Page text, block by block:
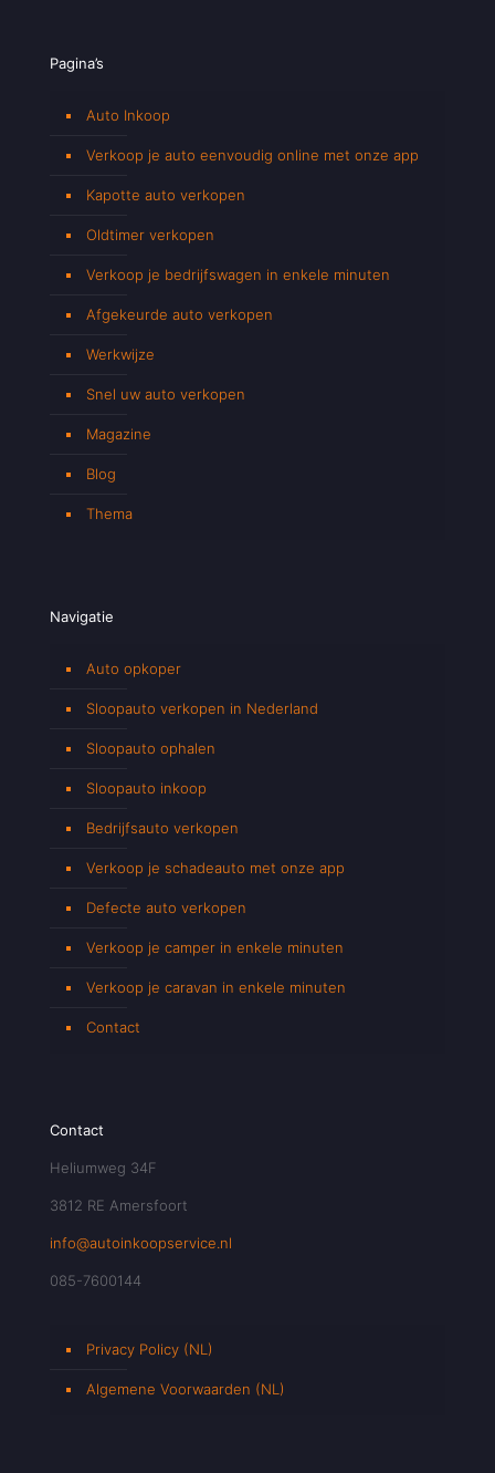
Pagina’s
Auto Inkoop
Verkoop je auto eenvoudig online met onze app
Kapotte auto verkopen
Oldtimer verkopen
Verkoop je bedrijfswagen in enkele minuten
Afgekeurde auto verkopen
Werkwijze
Snel uw auto verkopen
Magazine
Blog
Thema
Navigatie
Auto opkoper
Sloopauto verkopen in Nederland
Sloopauto ophalen
Sloopauto inkoop
Bedrijfsauto verkopen
Verkoop je schadeauto met onze app
Defecte auto verkopen
Verkoop je camper in enkele minuten
Verkoop je caravan in enkele minuten
Contact
Contact
Heliumweg 34F
3812 RE Amersfoort
info@autoinkoopservice.nl
085-7600144
Privacy Policy (NL)
Algemene Voorwaarden (NL)